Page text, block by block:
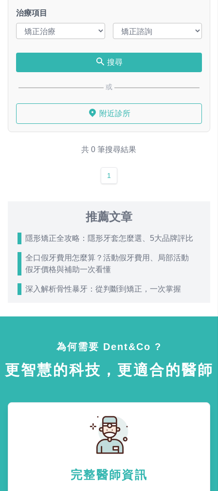
治療項目
搜尋
或
附近診所
共 0 筆搜尋結果
1
推薦文章
隱形矯正全攻略：隱形牙套怎麼選、5大品牌評比
全口假牙費用怎麼算？活動假牙費用、局部活動
假牙價格與補助一次看懂
深入解析骨性暴牙：從判斷到矯正，一次掌握
為何需要 Dent&Co ?
更智慧的科技，更適合的醫師
完整醫師資訊